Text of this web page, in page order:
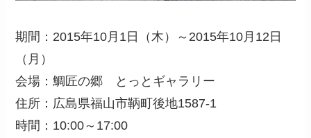
期間：2015年10月1日（木）～2015年10月12日
（月）
会場：鯛匠の郷 とっとギャラリー
住所：広島県福山市鞆町後地1587-1
時間：10:00～17:00